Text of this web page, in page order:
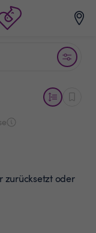
zurücksetzt oder